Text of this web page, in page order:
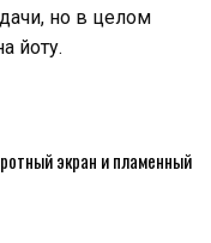
но в целом
йоту.
экран и пламенный